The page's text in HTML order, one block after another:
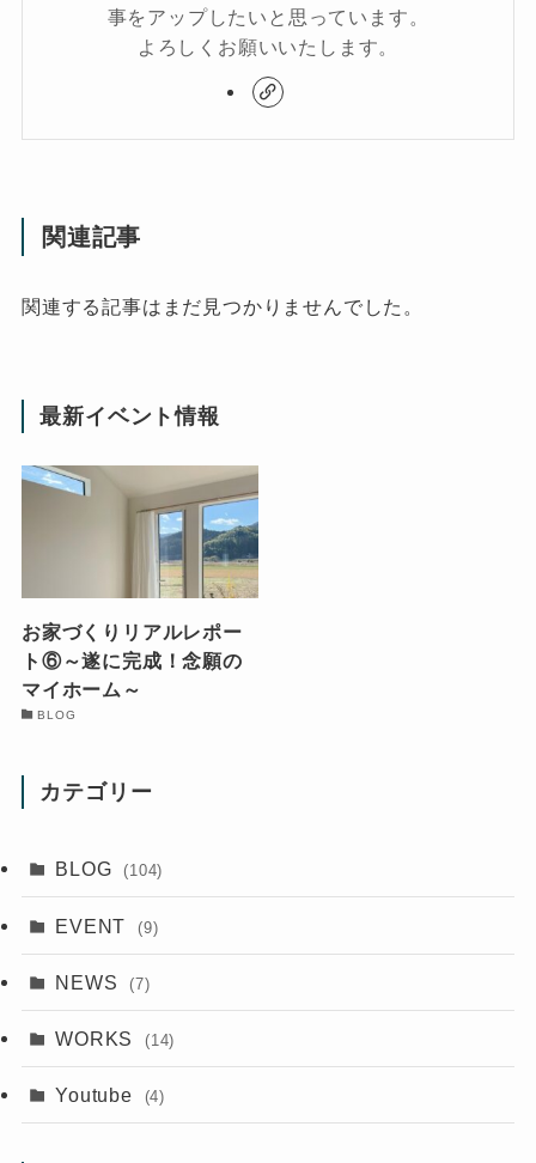
事をアップしたいと思っています。
よろしくお願いいたします。
関連記事
関連する記事はまだ見つかりませんでした。
最新イベント情報
お家づくりリアルレポー
ト⑥～遂に完成！念願の
マイホーム～
BLOG
カテゴリー
BLOG (104)
EVENT (9)
NEWS (7)
WORKS (14)
Youtube (4)